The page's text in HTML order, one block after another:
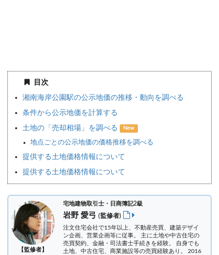
目次
湘南海岸公園駅の公示地価の推移・動向を調べる
条件から公示地価を計算する
土地の「売却相場」を調べる New
地点ごとの公示地価の価格推移を調べる
提供する土地価格情報について
提供する土地価格情報について
【監修者】
宅地建物取引士・日商簿記2級
岩野 愛弓 (監修者)
注文住宅会社で15年以上、不動産売買、建築デザイ
ン企画、営業企画等に従事。 主に土地や中古住宅の
売買契約、金融・司法書士手続きを経験。 自身でも
土地、中古住宅、商業施設等の売買経験あり。 2016